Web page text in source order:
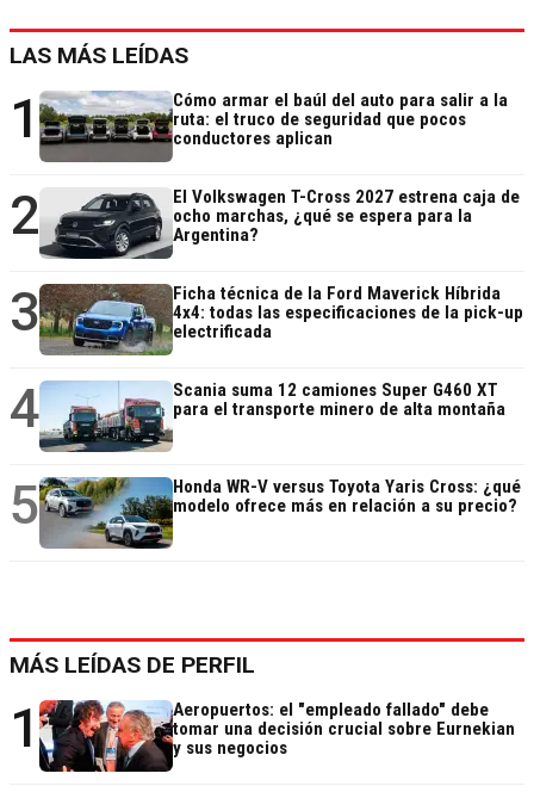
LAS MÁS LEÍDAS
1
Cómo armar el baúl del auto para salir a la
ruta: el truco de seguridad que pocos
conductores aplican
2
El Volkswagen T-Cross 2027 estrena caja de
ocho marchas, ¿qué se espera para la
Argentina?
3
Ficha técnica de la Ford Maverick Híbrida
4x4: todas las especificaciones de la pick-up
electrificada
4
Scania suma 12 camiones Super G460 XT
para el transporte minero de alta montaña
5
Honda WR-V versus Toyota Yaris Cross: ¿qué
modelo ofrece más en relación a su precio?
MÁS LEÍDAS DE PERFIL
1
Aeropuertos: el "empleado fallado" debe
tomar una decisión crucial sobre Eurnekian
y sus negocios